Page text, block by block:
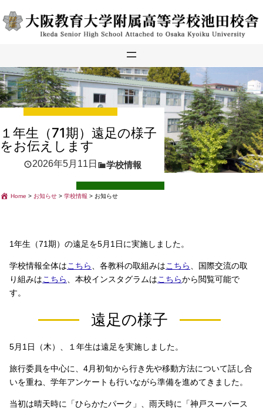
を
１年生（71期）遠足の様子
をお伝えします
2026年5月11日 学校情報
Home > お知らせ > 学校情報 > お知らせ
1年生（71期）の遠足を5月1日に実施しました。
学校情報全体はこちら 、各教科の取組みはこちら
、国際交流の取
り組みはこちら 、本校インスタグラムはこちらから閲覧可能で
す。
遠足の様子
5月1日（木）、１年生は遠足を実施しました。
旅行委員を中心に、4月初旬から行き先や移動方法について話し合
いを重ね、学年アンケートも行いながら準備を進めてきました。
当初は晴天時に「ひらかたパーク」、雨天時に「神戸スーパース